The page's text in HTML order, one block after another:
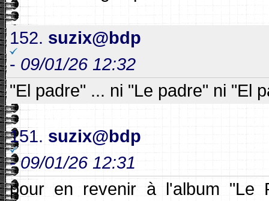
152. suzix@bdp
- 09/01/26 12:32
"El padre" ... ni "Le padre" ni "El
151. suzix@bdp
-09/01/26 12:31
pour en revenir à l'album "Le